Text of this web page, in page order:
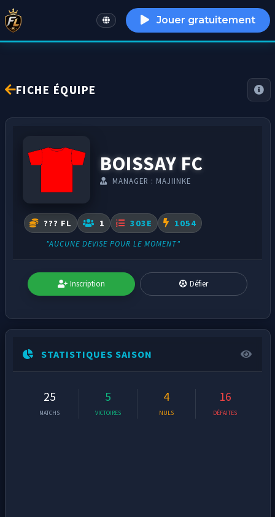
English Jouer gratuitement
FICHE ÉQUIPE
BOISSAY FC
MANAGER : MAJIINKE
??? FL 1 303E 1054
"AUCUNE DEVISE POUR LE MOMENT"
Inscription Défier
STATISTIQUES SAISON
25
MATCHS
5
VICTOIRES
4
NULS
16
DÉFAITES